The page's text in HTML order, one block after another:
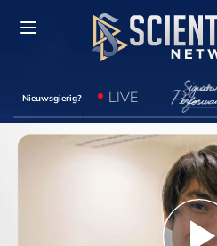
Nieuwsgierig? LIVE